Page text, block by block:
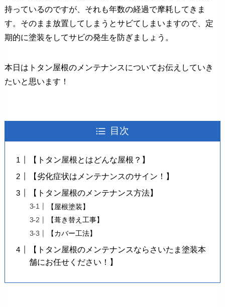
持っているのですが、それも年数の経過で摩耗してきま
す。そのまま放置してしまうとサビてしまいますので、定
期的に塗装をしてサビの発生を防ぎましょう。
本日はトタン屋根のメンテナンスについてお伝えしていき
たいと思います！
目次
【トタン屋根とはどんな屋根？】
【劣化症状はメンテナンスのサイン！】
【トタン屋根のメンテナンス方法】
【屋根塗装】
【葺き替え工事】
【カバー工法】
【トタン屋根のメンテナンスならさいたま塗装本
舗にお任せください！】